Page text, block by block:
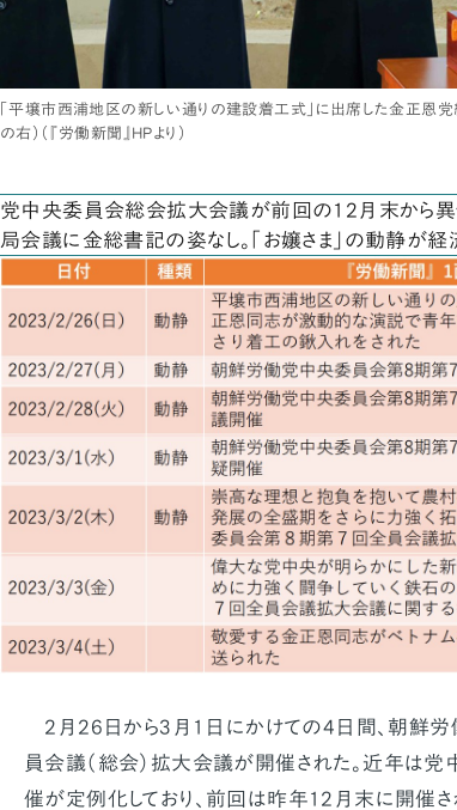
「平壌市西浦地区の新しい通りの建設着工式」に出席した金正恩党総
の右）（『労働新聞』HPより）
党中央委員会総会拡大会議が前回の12月末から
局会議に金総書記の姿なし。「お嬢さま」の動静が経
2月26日から3月1日にかけての4日間、朝鮮
員会議（総会）拡大会議が開催された。近年は
催が定例化しており、前回は昨年12月末に開催さ